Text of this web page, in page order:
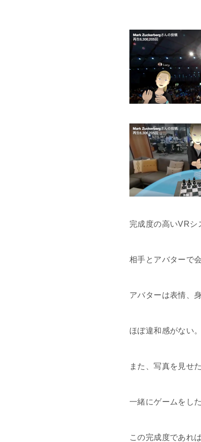
完成度の高いVRシ
相手とアバターで
アバターは表情、
ほぼ違和感がない。
また、写真を見せ
一緒にゲームをし
この完成度であれ